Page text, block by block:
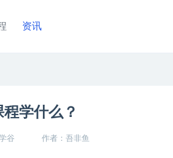
资讯
学什么？
谷 作者：吾非鱼